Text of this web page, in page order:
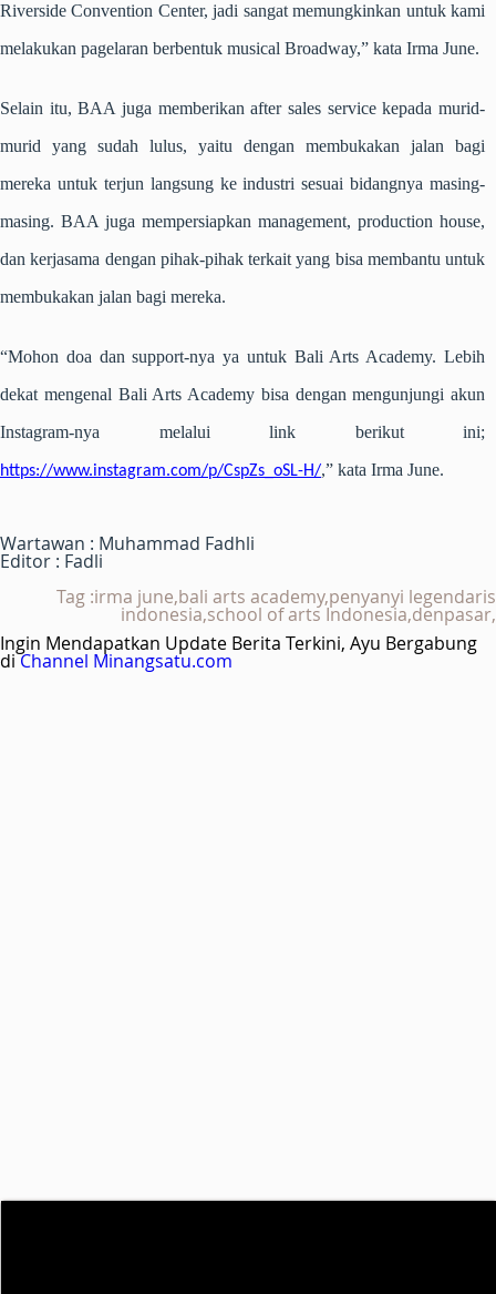
Riverside Convention Center, jadi sangat memungkinkan untuk kami
melakukan pagelaran berbentuk musical Broadway,” kata Irma June.
Selain itu, BAA juga memberikan after sales service kepada murid-
murid yang sudah lulus, yaitu dengan membukakan jalan bagi
mereka untuk terjun langsung ke industri sesuai bidangnya masing-
masing. BAA juga mempersiapkan management, production house,
dan kerjasama dengan pihak-pihak terkait yang bisa membantu untuk
membukakan jalan bagi mereka.
“Mohon doa dan support-nya ya untuk Bali Arts Academy. Lebih
dekat mengenal Bali Arts Academy bisa dengan mengunjungi akun
Instagram-nya melalui link berikut ini;
https://www.instagram.com/p/CspZs_oSL-H/,” kata Irma June.
Wartawan : Muhammad Fadhli
Editor : Fadli
Tag :irma june,bali arts academy,penyanyi legendaris
indonesia,school of arts Indonesia,denpasar,
Ingin Mendapatkan Update Berita Terkini, Ayu Bergabung
diChannel Minangsatu.com